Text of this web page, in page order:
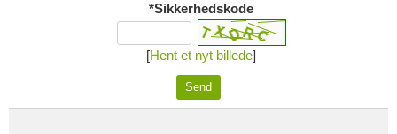
*Sikkerhedskode
[Hent et nyt billede]